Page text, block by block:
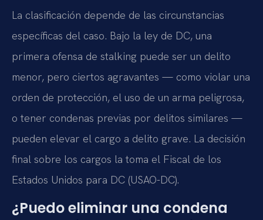
La clasificación depende de las circunstancias
específicas del caso. Bajo la ley de DC, una
primera ofensa de stalking puede ser un delito
menor, pero ciertos agravantes — como violar una
orden de protección, el uso de un arma peligrosa,
o tener condenas previas por delitos similares —
pueden elevar el cargo a delito grave. La decisión
final sobre los cargos la toma el Fiscal de los
Estados Unidos para DC (USAO-DC).
¿Puedo eliminar una condena